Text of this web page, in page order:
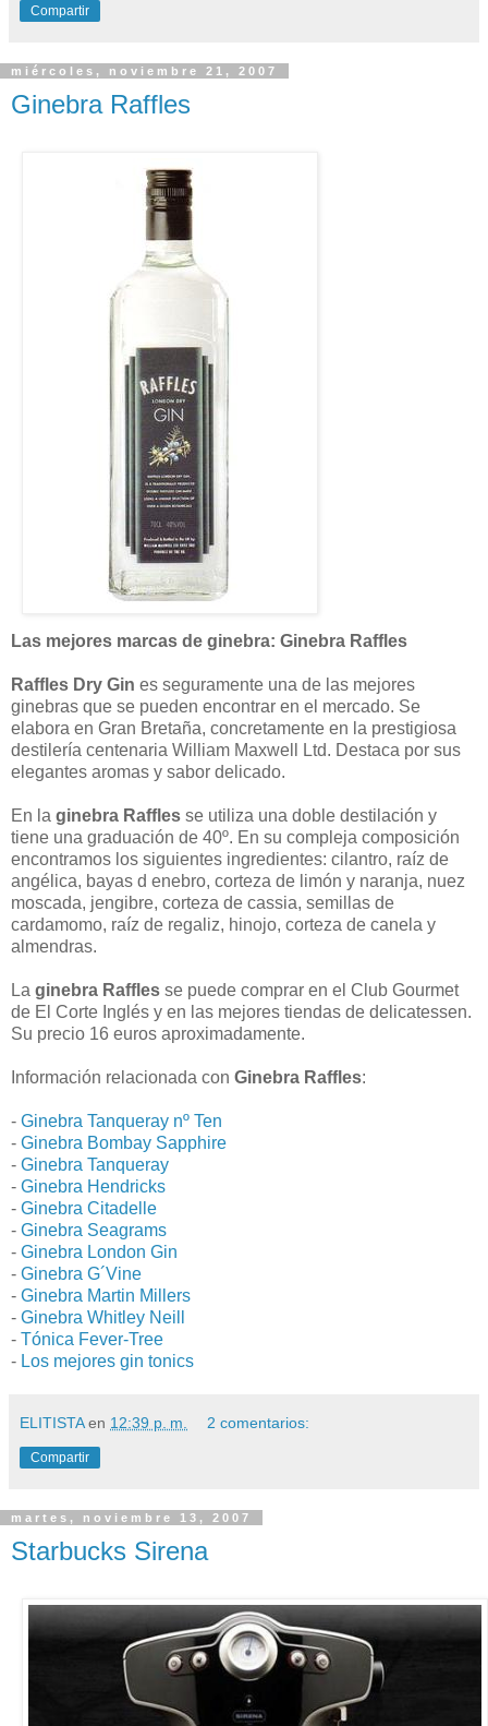
Compartir
miércoles, noviembre 21, 2007
Ginebra Raffles
Las mejores marcas de ginebra: Ginebra Raffles
Raffles Dry Gin es seguramente una de las mejores
ginebras que se pueden encontrar en el mercado. Se
elabora en Gran Bretaña, concretamente en la prestigiosa
destilería centenaria William Maxwell Ltd. Destaca por sus
elegantes aromas y sabor delicado.
En la ginebra Raffles se utiliza una doble destilación y
tiene una graduación de 40º. En su compleja composición
encontramos los siguientes ingredientes: cilantro, raíz de
angélica, bayas d enebro, corteza de limón y naranja, nuez
moscada, jengibre, corteza de cassia, semillas de
cardamomo, raíz de regaliz, hinojo, corteza de canela y
almendras.
La ginebra Raffles se puede comprar en el Club Gourmet
de El Corte Inglés y en las mejores tiendas de delicatessen.
Su precio 16 euros aproximadamente.
Información relacionada con Ginebra Raffles:
- Ginebra Tanqueray nº Ten
- Ginebra Bombay Sapphire
- Ginebra Tanqueray
- Ginebra Hendricks
- Ginebra Citadelle
- Ginebra Seagrams
- Ginebra London Gin
- Ginebra G´Vine
- Ginebra Martin Millers
- Ginebra Whitley Neill
- Tónica Fever-Tree
- Los mejores gin tonics
ELITISTA en 12:39 p. m. 2 comentarios:
Compartir
martes, noviembre 13, 2007
Starbucks Sirena